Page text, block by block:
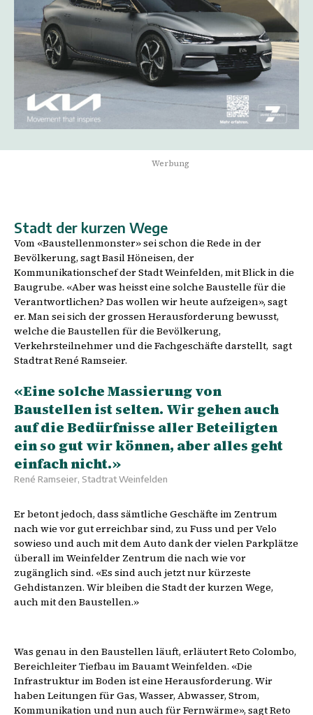
Werbung
Stadt der kurzen Wege
Vom «Baustellenmonster» sei schon die Rede in der
Bevölkerung, sagt Basil Höneisen, der
Kommunikationschef der Stadt Weinfelden, mit Blick in die
Baugrube. «Aber was heisst eine solche Baustelle für die
Verantwortlichen? Das wollen wir heute aufzeigen», sagt
er. Man sei sich der grossen Herausforderung bewusst,
welche die Baustellen für die Bevölkerung,
Verkehrsteilnehmer und die Fachgeschäfte darstellt, sagt
Stadtrat René Ramseier.
«Eine solche Massierung von
Baustellen ist selten. Wir gehen auch
auf die Bedürfnisse aller Beteiligten
ein so gut wir können, aber alles geht
einfach nicht.»
René Ramseier, Stadtrat Weinfelden
Er betont jedoch, dass sämtliche Geschäfte im Zentrum
nach wie vor gut erreichbar sind, zu Fuss und per Velo
sowieso und auch mit dem Auto dank der vielen Parkplätze
überall im Weinfelder Zentrum die nach wie vor
zugänglich sind. «Es sind auch jetzt nur kürzeste
Gehdistanzen. Wir bleiben die Stadt der kurzen Wege,
auch mit den Baustellen.»
Was genau in den Baustellen läuft, erläutert Reto Colombo,
Bereichleiter Tiefbau im Bauamt Weinfelden. «Die
Infrastruktur im Boden ist eine Herausforderung. Wir
haben Leitungen für Gas, Wasser, Abwasser, Strom,
Kommunikation und nun auch für Fernwärme», sagt Reto